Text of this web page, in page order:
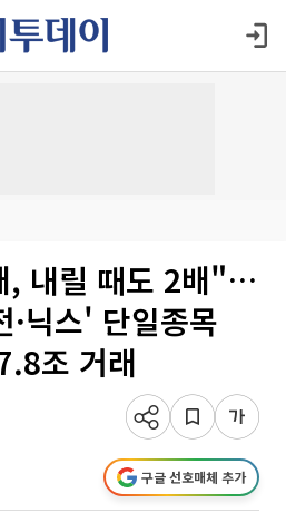
, 내릴 때도 2배"…
닉스' 단일종목
조 거래
구글 선호매체 추가